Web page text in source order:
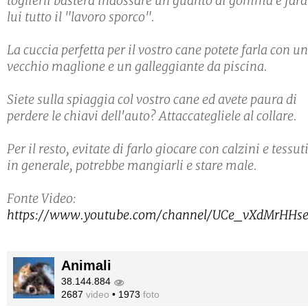
lui tutto il "lavoro sporco".
La cuccia perfetta per il vostro cane potete farla con un
vecchio maglione e un galleggiante da piscina.
Siete sulla spiaggia col vostro cane ed avete paura di
perdere le chiavi dell'auto? Attaccategliele al collare.
Per il resto, evitate di farlo giocare con calzini e tessuti
in generale, potrebbe mangiarli e stare male.
Fonte Video:
https://www.youtube.com/channel/
Animali
38.144.884
2687 video • 1973 foto